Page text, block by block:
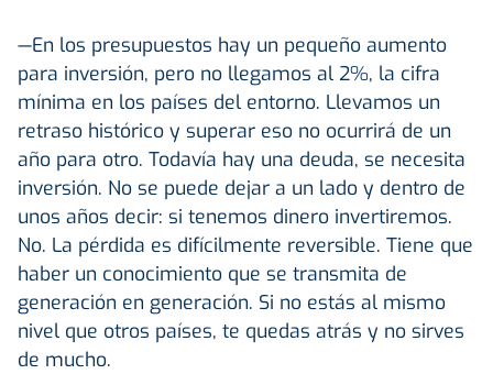
—En los presupuestos hay un pequeño aumento
para inversión, pero no llegamos al 2%, la cifra
mínima en los países del entorno. Llevamos un
retraso histórico y superar eso no ocurrirá de un
año para otro. Todavía hay una deuda, se necesita
inversión. No se puede dejar a un lado y dentro de
unos años decir: si tenemos dinero invertiremos.
No. La pérdida es difícilmente reversible. Tiene que
haber un conocimiento que se transmita de
generación en generación. Si no estás al mismo
nivel que otros países, te quedas atrás y no sirves
de mucho.